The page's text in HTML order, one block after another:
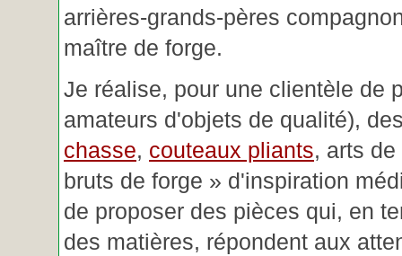
arrières-grands-pères
maître de forge.
Je réalise, pour une clientèle de
amateurs d'objets de qualité),
chasse, couteaux pliants, arts
bruts de forge » d'inspiration
de proposer des pièces qui, en
des matières, répondent aux